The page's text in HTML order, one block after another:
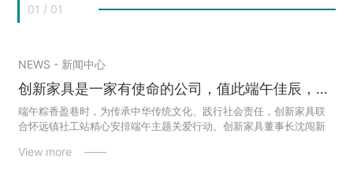
01 / 01
NEWS - 新闻中心
创新家具是一家有使命的公司，值此端午佳辰，携赤诚心意恭祝全国人民：粽香裹住安康岁月，艾草拂动顺遂时光，每一份对生活的热忱皆如家具榫卯般扎实落地，每一个心头愿景都似精工设计般圆满成型。端午安康，愿您与美好撞个满怀，所念皆成！
端午粽香盈巷时，为传承中华传统文化、践行社会责任，创新家具联
合怀远镇社工站精心安排端午主题关爱行动。创新家具董事长沈闯新
鑫，及社工团队、志愿者一同为特殊困难儿童和低保失能人员送上节
View more ——